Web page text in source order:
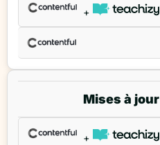
+
Mises à
+